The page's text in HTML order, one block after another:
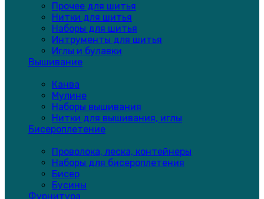
Прочее для шитья
Нитки для шитья
Наборы для шитья
Интрументы для шитья
Иглы и булавки
Вышивание
Канва
Мулине
Наборы вышивания
Нитки для вышивания, иглы
Бисероплетение
Проволока, леска, контейнеры
Наборы для бисероплетения
Бисер
Бусины
Фурнитура